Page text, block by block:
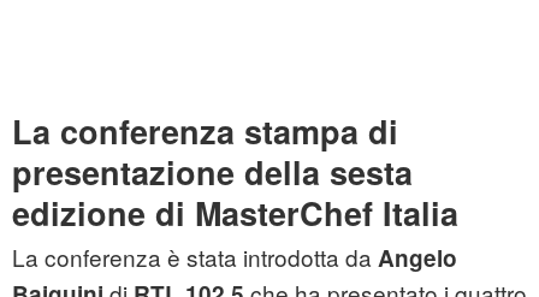
La conferenza stampa di
presentazione della sesta
edizione di MasterChef Italia
La conferenza è stata introdotta da Angelo